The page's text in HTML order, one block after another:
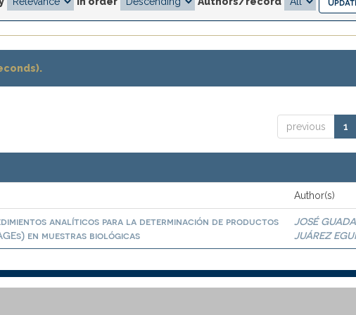
previous 1
Author(s)
analíticos para la determinación de productos
en muestras biológicas
JOSÉ
JUÁREZ